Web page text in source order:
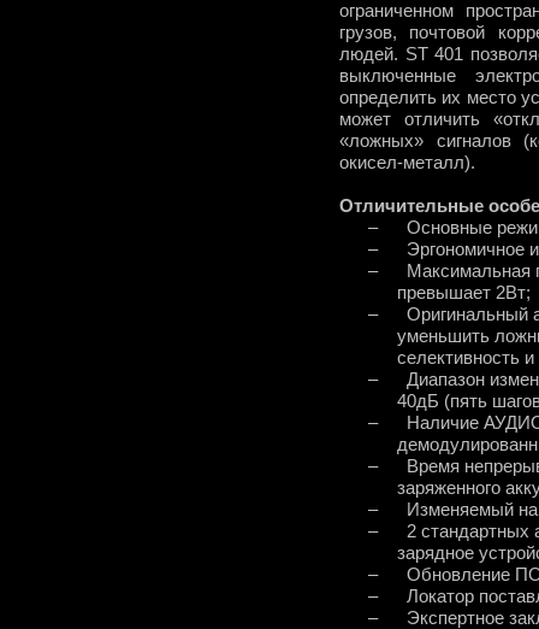
ограниченном
грузов, почтовой
людей. ST 401
выключенные
определить их место
может отличить
«ложных» сигналов
окисел-металл).
Отличительные
–
Основные
–
Эргономичное
–
Максимальная
превышает 2Вт;
–
Оригинальный
уменьшить
селективность
–
Диапазон
40дБ (пять
–
Наличие
–
Время
заряженного
–
Изменяемый
–
2 стандартных
зарядное
–
Обновление
–
Локатор
–
Экспертное